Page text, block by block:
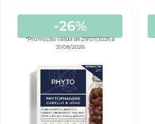
-26%
*Promoção válida de 29/07/2026 a
31/08/2026